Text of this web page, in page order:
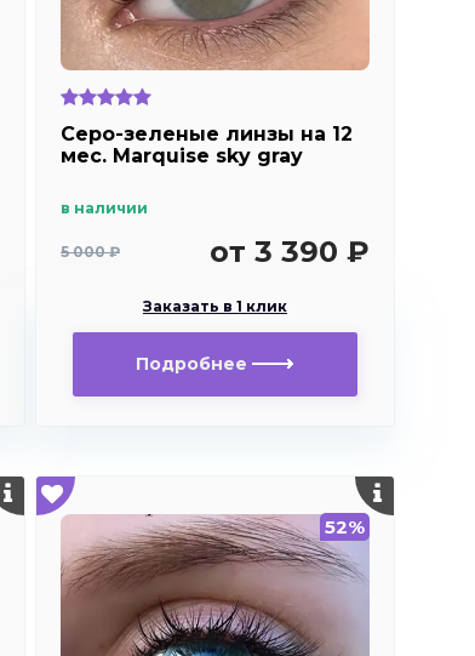
Серо-зеленые линзы на 12
мес. Marquise sky gray
в наличии
5 000 ₽ от 3 390 ₽
Заказать в 1 клик
Подробнее
52%